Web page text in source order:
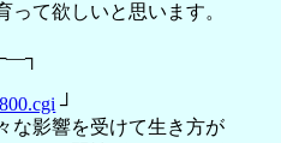
て欲しいと思います。
┘
な影響を受けて生き方が